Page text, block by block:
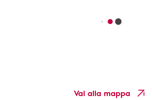
Vai alla mappa